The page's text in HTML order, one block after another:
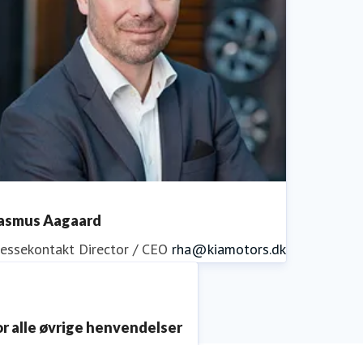
Aagaard
Director / CEO rha@kiamotors.dk
alle øvrige henvendelser